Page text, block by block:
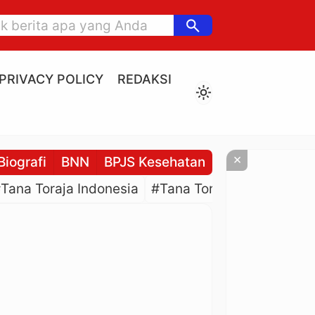
search
PRIVACY POLICY
REDAKSI
light_mode
BNN BPJS Kesehatan
BPJS
Toraja Indonesia #Tana Toraja Culture
×